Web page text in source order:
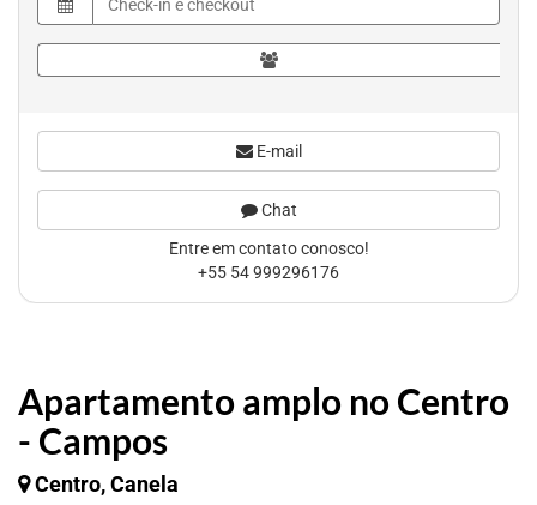
Apartamento amplo no Centro
- Campos
Centro, Canela
E-mail
Chat
Entre em contato conosco!
+55 54 999296176